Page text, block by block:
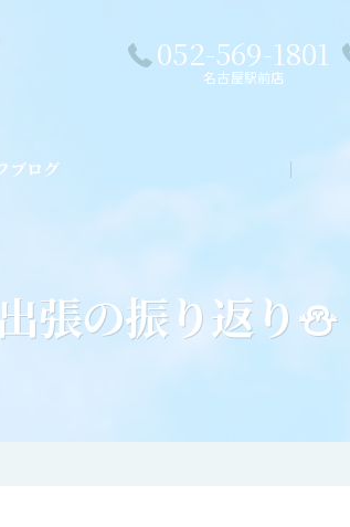
052-569-1801
名古屋駅前店
ブログ
張の振り返り⛄